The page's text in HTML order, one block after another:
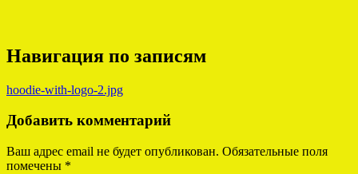
Навигация по записям
hoodie-with-logo-2.jpg
Добавить комментарий
Ваш адрес email не будет опубликован. Обязательные поля
помечены *